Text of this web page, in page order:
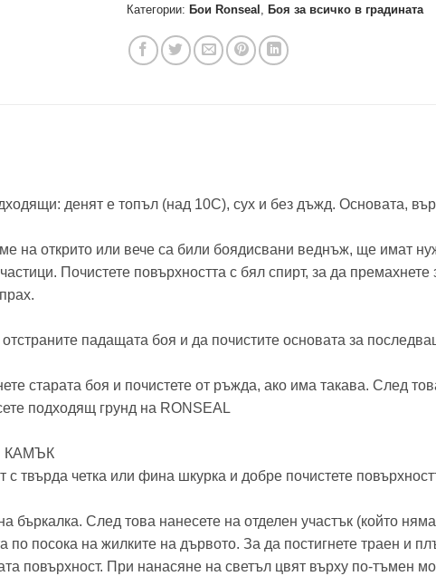
Категории: Бои Ronseal Боя за всичко в градината
денят е топъл (над 10C), сух и без дъжд. Основата,
на открито или вече са били боядисвани веднъж, ще имат
Почистете повърхността с бял спирт, за да
падащата боя и да почистите основата за
старата боя и почистете от ръжда, ако има такава. След
подходящ грунд на RONSEAL
КАМЪК
твърда четка или фина шкурка и добре почистете
бъркалка. След това нанесете на отделен участък (който
посока на жилките на дървото. За да постигнете траен и
повърхност. При нанасяне на светъл цвят върху по-тъмен